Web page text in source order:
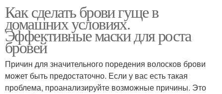
Масла для бровей Аргановое масло
Масла с касторкой Масло для укладки
Как сделать брови гуще в
домашних условиях.
Эффективные маски для роста
бровей
Причин для значительного поредения волосков брови
может быть предостаточно. Если у вас есть такая
проблема, проанализируйте возможные причины. Это